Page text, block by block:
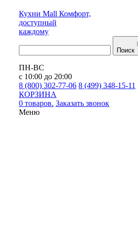
Кухни Mall Комфорт,
доступный
каждому
Поиск
ПН-ВС
с 10:00 до 20:00
8 (800) 302-77-06 8 (499) 348-15-11
КОРЗИНА
0 товаров. Заказать звонок
Меню